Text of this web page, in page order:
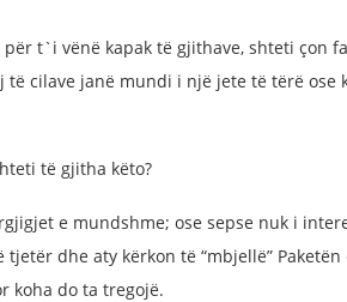
për t`i vënë kapak të gjithave, shteti çon
të cilave janë mundi i një jete të tërë
të gjitha këto?
e mundshme; ose sepse nuk i
tjetër dhe aty kërkon të “mbjellë”
koha do ta tregojë.